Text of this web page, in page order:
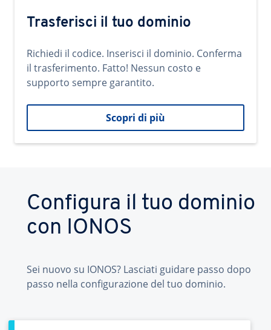
Trasferisci il tuo dominio
Richiedi il codice. Inserisci il dominio. Conferma
il trasferimento. Fatto! Nessun costo e
supporto sempre garantito.
Scopri di più
Configura il tuo dominio
con IONOS
Sei nuovo su IONOS? Lasciati guidare passo dopo
passo nella configurazione del tuo dominio.